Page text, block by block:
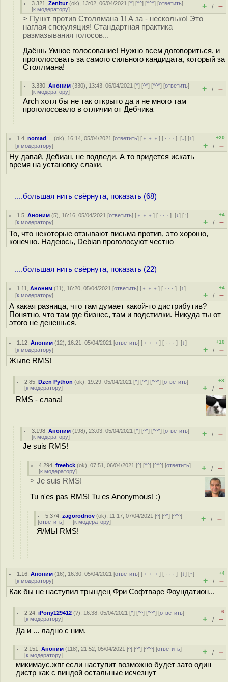
3.321 ,Zenitur(ok), 13:02, 06/04/2021 [^] [^^] [^^^] [ответить]
[к модератору] + / –
> Пункт против Столлмана 1! А за - несколько! Это
наглая спекуляция! Стандартная практика
размазывания голосов...
Даёшь Умное голосование! Нужно всем договориться, и
проголосовать за самого сильного кандидата, который за
Столлмана!
3.330 ,Аноним (330), 13:43, 06/04/2021 [^] [^^] [^^^] [ответить]
[к модератору] + / –
Arch хотя бы не так открыто да и не много там
проголосовало в отличии от Дебчика
1.4 ,nomad__ (ok), 16:14, 05/04/2021 [ответить] [ ﹢﹢﹢] [ · · ·][↓] [↑]
[к модератору]
+20
+ / –
Ну давай, Дебиан, не подведи. А то придется искать
время на установку слаки.
....большая нить свёрнута, показать (68)
1.5 ,Аноним (5), 16:16, 05/04/2021 [ответить] [ ﹢﹢﹢] [ · · ·][↓] [↑]
[к модератору]
+4
+ / –
То, что некоторые отзывают письма против, это хорошо,
конечно. Надеюсь, Debian проголосуют честно
....большая нить свёрнута, показать (22)
1.11 ,Аноним (11), 16:20, 05/04/2021 [ответить] [ ﹢﹢﹢] [ · · ·][↑]
[к модератору]
+4
+ / –
А какая разница, что там думает какой-то дистрибутив?
Понятно, что там где бизнес, там и подстилки. Никуда ты от
этого не денешься.
1.12 ,Аноним (12), 16:21, 05/04/2021 [ответить] [ ﹢﹢﹢] [ · · ·][↓]
[к модератору]
+10
+ / –
Жыве RMS!
2.85 ,Dzen Python (ok), 19:29, 05/04/2021 [^] [^^] [^^^] [ответить]
[к модератору]
+8
+ / –
RMS - слава!
3.198 ,Аноним (198), 23:03, 05/04/2021 [^] [^^] [^^^] [ответить]
[к модератору] + / –
Je suis RMS!
4.294 ,freehck (ok), 07:51, 06/04/2021 [^] [^^] [^^^] [ответить]
[к модератору] + / –
> Je suis RMS!
Tu n'es pas RMS! Tu es Anonymous! :)
5.374 ,zagorodnov (ok), 11:17, 07/04/2021 [^] [^^] [^^^]
[ответить] [к модератору] + / –
Я/МЫ RMS!
1.16 ,Аноним (16), 16:30, 05/04/2021 [ответить] [ ﹢﹢﹢] [ · · ·][↓] [↑]
[к модератору]
+4
+ / –
Как бы не наступил трындец Фри Софтваре Фоундатион...
2.24 ,iPony129412 (?), 16:38, 05/04/2021 [^] [^^] [^^^] [ответить]
[к модератору]
–6
+ / –
Да и ... ладно с ним.
2.151 ,Аноним (118), 21:52, 05/04/2021 [^] [^^] [^^^] [ответить]
[к модератору] + / –
микимаус.жпг если наступит возможно будет зато один
дистр как с виндой остальные исчезнут